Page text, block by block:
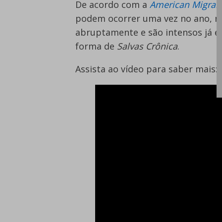
De acordo com a American
podem ocorrer uma vez no ano,
abruptamente e são intensos já
forma de Salvas Crônica.
Assista ao vídeo para saber mais: